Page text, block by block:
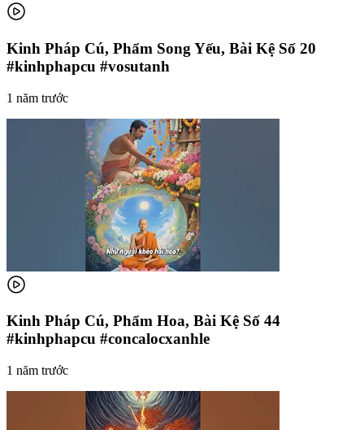
Kinh Pháp Cú, Phẩm Song Yếu, Bài Kệ Số 20
#kinhphapcu #vosutanh
1 năm trước
Kinh Pháp Cú, Phẩm Hoa, Bài Kệ Số 44
#kinhphapcu #concalocxanhle
1 năm trước